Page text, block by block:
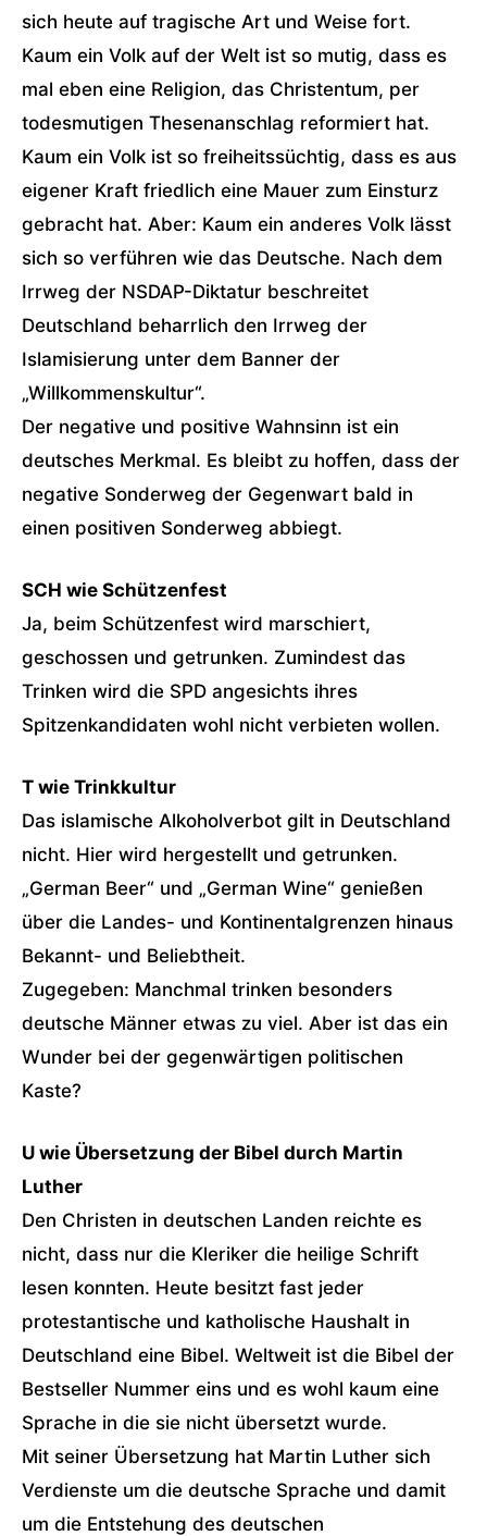
sich heute auf tragische Art und Weise fort.
Kaum ein Volk auf der Welt ist so mutig, dass es
mal eben eine Religion, das Christentum, per
todesmutigen Thesenanschlag reformiert hat.
Kaum ein Volk ist so freiheitssüchtig, dass es aus
eigener Kraft friedlich eine Mauer zum Einsturz
gebracht hat. Aber: Kaum ein anderes Volk lässt
sich so verführen wie das Deutsche. Nach dem
Irrweg der NSDAP-Diktatur beschreitet
Deutschland beharrlich den Irrweg der
Islamisierung unter dem Banner der
„Willkommenskultur“.
Der negative und positive Wahnsinn ist ein
deutsches Merkmal. Es bleibt zu hoffen, dass der
negative Sonderweg der Gegenwart bald in
einen positiven Sonderweg abbiegt.
SCH wie Schützenfest
Ja, beim Schützenfest wird marschiert,
geschossen und getrunken. Zumindest das
Trinken wird die SPD angesichts ihres
Spitzenkandidaten wohl nicht verbieten wollen.
T wie Trinkkultur
Das islamische Alkoholverbot gilt in Deutschland
nicht. Hier wird hergestellt und getrunken.
„German Beer“ und „German Wine“ genießen
über die Landes- und Kontinentalgrenzen hinaus
Bekannt- und Beliebtheit.
Zugegeben: Manchmal trinken besonders
deutsche Männer etwas zu viel. Aber ist das ein
Wunder bei der gegenwärtigen politischen
Kaste?
U wie Übersetzung der Bibel durch Martin
Luther
Den Christen in deutschen Landen reichte es
nicht, dass nur die Kleriker die heilige Schrift
lesen konnten. Heute besitzt fast jeder
protestantische und katholische Haushalt in
Deutschland eine Bibel. Weltweit ist die Bibel der
Bestseller Nummer eins und es wohl kaum eine
Sprache in die sie nicht übersetzt wurde.
Mit seiner Übersetzung hat Martin Luther sich
Verdienste um die deutsche Sprache und damit
um die Entstehung des deutschen